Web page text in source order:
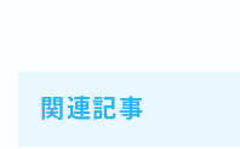
関連記事